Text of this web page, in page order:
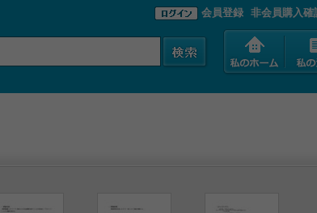
会員登録 非会員購入確